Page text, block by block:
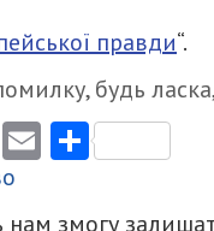
правди“.
будь
ViberEmail
змогу